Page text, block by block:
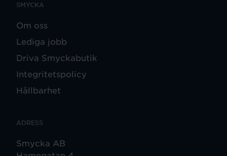
SMYCKA
Om oss
Lediga jobb
Driva Smyckabutik
Integritetspolicy
Hållbarhet
ADRESS
Smycka AB